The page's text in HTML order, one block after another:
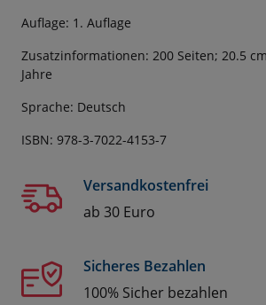
Auflage: 1. Auflage
Zusatzinformationen: 200 Seiten; 20.5
Jahre
Sprache: Deutsch
ISBN: 978-3-7022-4153-7
Versandkostenfrei
ab 30 Euro
Sicheres Bezahlen
100% Sicher bezahlen